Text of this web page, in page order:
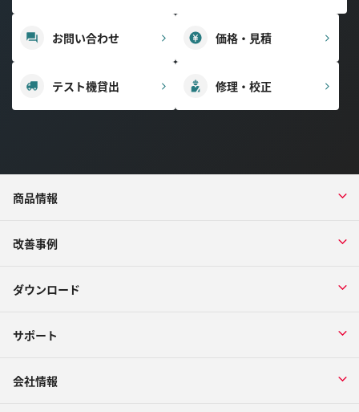
お問い合わせ 価格・見積
テスト機貸出 修理・校正
商品情報
改善事例
ダウンロード
サポート
会社情報